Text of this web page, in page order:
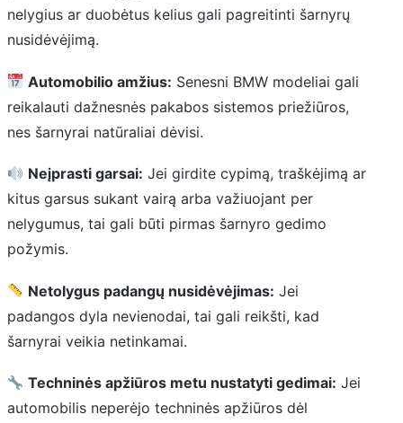
nelygius ar duobėtus kelius gali pagreitinti šarnyrų
nusidėvėjimą.
Automobilio amžius: Senesni BMW modeliai gali
reikalauti dažnesnės pakabos sistemos priežiūros,
nes šarnyrai natūraliai dėvisi.
Neįprasti garsai: Jei girdite cypimą, traškėjimą ar
kitus garsus sukant vairą arba važiuojant per
nelygumus, tai gali būti pirmas šarnyro gedimo
požymis.
Netolygus padangų nusidėvėjimas: Jei
padangos dyla nevienodai, tai gali reikšti, kad
šarnyrai veikia netinkamai.
Techninės apžiūros metu nustatyti gedimai: Jei
automobilis neperėjo techninės apžiūros dėl